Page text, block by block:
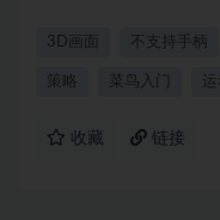
3D画面 不支持手柄
策略 菜鸟入门
收藏 链接